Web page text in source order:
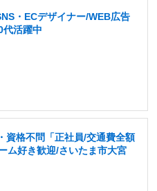
・ECデザイナー/WEB広告
代活躍中
資格不問「正社員/交通費全額
ム好き歓迎/さいたま市大宮